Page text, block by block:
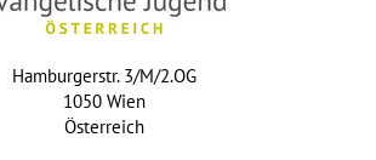
Hamburgerstr. 3/M/2.OG
1050 Wien
Österreich